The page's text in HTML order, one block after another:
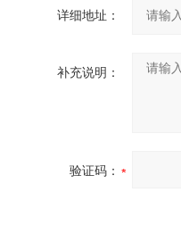
详细地址：
补充说明：
验证码：